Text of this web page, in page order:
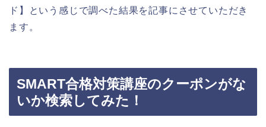
ド】という感じで調べた結果を記事にさせていただき
ます。
SMART合格対策講座のクーポンがな
いか検索してみた！